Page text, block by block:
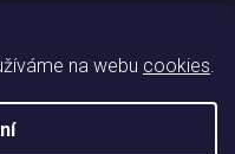
na webu cookies.